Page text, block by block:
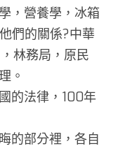
，營養學，冰箱
們的關係?中華
林務局，原民
。
的法律，100年
的部分裡，各自